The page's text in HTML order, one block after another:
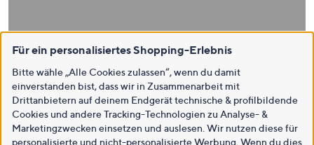
Für ein personalisiertes Shopping-Erlebnis
Bitte wähle „Alle Cookies zulassen“, wenn du damit
einverstanden bist, dass wir in Zusammenarbeit mit
Drittanbietern auf deinem Endgerät technische & profilbildende
Cookies und andere Tracking-Technologien zu Analyse- &
Marketingzwecken einsetzen und auslesen. Wir nutzen diese für
personalisierte und nicht-personalisierte Werbung. Wenn du dies